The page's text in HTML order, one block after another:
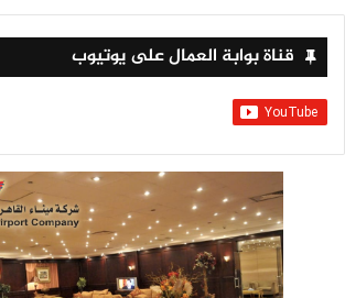
قناة بوابة العمال على يوتيوب